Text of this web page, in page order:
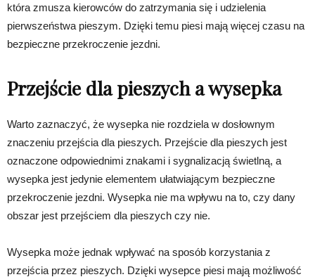
która zmusza kierowców do zatrzymania się i udzielenia
pierwszeństwa pieszym. Dzięki temu piesi mają więcej czasu na
bezpieczne przekroczenie jezdni.
Przejście dla pieszych a wysepka
Warto zaznaczyć, że wysepka nie rozdziela w dosłownym
znaczeniu przejścia dla pieszych. Przejście dla pieszych jest
oznaczone odpowiednimi znakami i sygnalizacją świetlną, a
wysepka jest jedynie elementem ułatwiającym bezpieczne
przekroczenie jezdni. Wysepka nie ma wpływu na to, czy dany
obszar jest przejściem dla pieszych czy nie.
Wysepka może jednak wpływać na sposób korzystania z
przejścia przez pieszych. Dzięki wysepce piesi mają możliwość